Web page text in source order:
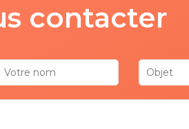
contacter